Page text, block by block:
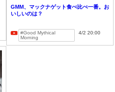
GMM、マックナゲット食べ比べ一番。お
いしいのは？
Good Mythical
Morning
4/2 20:00